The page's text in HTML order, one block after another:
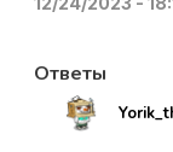
Ответы